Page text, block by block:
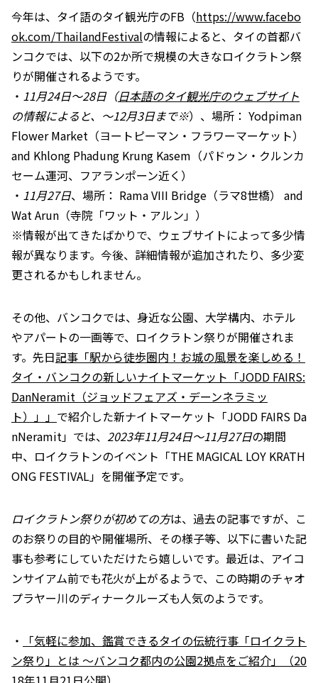
今年は、タイ語のタイ観光庁のFB（https://www.facebo
ok.com/ThailandFestivalの情報によると、タイの首都バ
ンコクでは、以下の2か所で規模の大きなロイクラトン祭
りが開催されるようです。
・ 11月24日～28日（日本語のタイ観光庁のウェブサイト
の情報によると、～12月3日まで※）、場所： Yodpiman
Flower Market（ヨートピーマン・フラワーマーケット）
and Khlong Phadung Krung Kasem（パドゥン・クルンカ
セーム運河、フアランポーン近く）
・ 11月27日、場所： Rama VIII Bridge（ラマ8世橋） and
Wat Arun（寺院「ワット・アルン」）
※情報が出てきたばかりで、ウェブサイトによって多少情
報が異なります。今後、詳細情報が追加されたり、多少変
更されるかもしれません。
その他、バンコクでは、身近な公園、大学構内、ホテル
やアパートの一画等で、ロイクラトン祭りが開催されま
す。先日記事「駅から徒歩圏内！お城の風景を楽しめる！
タイ・バンコクの新しいナイトマーケット「JODD FAIRS:
DanNeramit（ジョッドフェアズ・デーンネラミッ
ト）」」 で紹介した新ナイトマーケット「JODD FAIRS Da
nNeramit」では、 2023年11月24日～11月27日の期間
中、ロイクラトンのイベント「THE MAGICAL LOY KRATH
ONG FESTIVAL」を開催予定です。
ロイクラトン祭りが初めての方は、過去の記事ですが、こ
のお祭りの目的や開催場所、その様子等、以下に書いた記
事も参考にしていただけたら嬉しいです。最近は、アイコ
ンサイアム前でも花火が上がるようで、この時期のチャオ
プラヤー川のディナークルーズも人気のようです。
・
「気軽に参加、鑑賞できるタイの伝統行事「ロイクラト
ン祭り」とは ～バンコク都内の公園2拠点をご紹介」（20